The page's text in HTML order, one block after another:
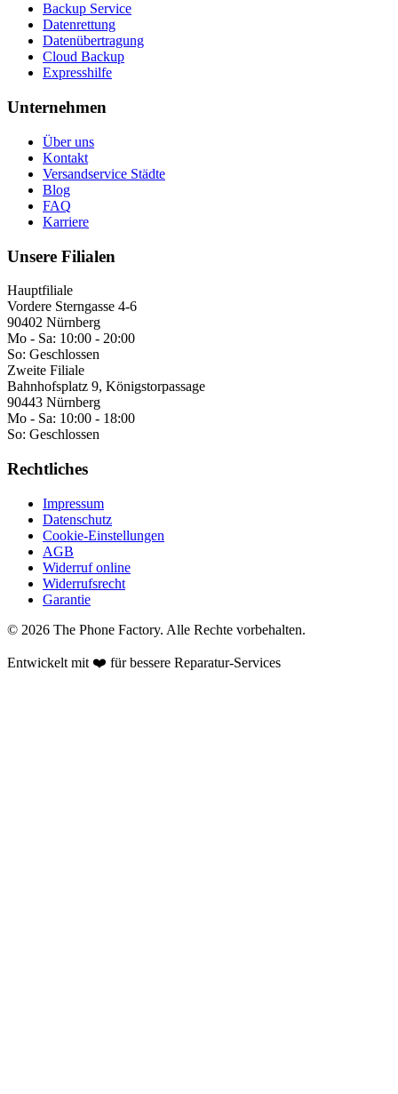
Backup Service
Datenrettung
Datenübertragung
Cloud Backup
Expresshilfe
Unternehmen
Über uns
Kontakt
Versandservice Städte
Blog
FAQ
Karriere
Unsere Filialen
Hauptfiliale
Vordere Sterngasse 4-6
90402 Nürnberg
Mo - Sa: 10:00 - 20:00
So: Geschlossen
Zweite Filiale
Bahnhofsplatz 9, Königstorpassage
90443 Nürnberg
Mo - Sa: 10:00 - 18:00
So: Geschlossen
Rechtliches
Impressum
Datenschutz
Cookie-Einstellungen
AGB
Widerruf online
Widerrufsrecht
Garantie
© 2026 The Phone Factory. Alle Rechte vorbehalten.
Entwickelt mit ❤️ für bessere Reparatur-Services